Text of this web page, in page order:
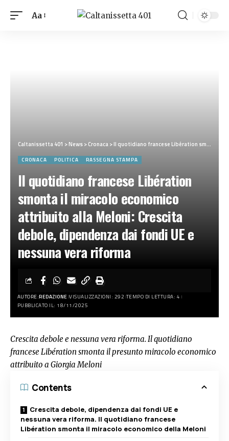
Aa
Caltanissetta 401 >News>Cronaca>Il quotidiano francese Libération smonta il miracolo economico attribuito alla Meloni: Crescita debole, dipendenza dai fondi UE e nessuna vera riforma
CRONACA POLITICA RASSEGNA STAMPA
Il quotidiano francese Libération
smonta il miracolo economico
attribuito alla Meloni: Crescita
debole, dipendenza dai fondi UE e
nessuna vera riforma
AUTORE:REDAZIONE VISUALIZZAZIONI: 292 TEMPO DI LETTURA: 4
PUBBLICATO IL: 18/11/2025
Crescita debole e nessuna vera riforma. Il quotidiano
francese Libération smonta il presunto miracolo economico
attribuito a Giorgia Meloni
Contents
Crescita debole, dipendenza dai fondi UE e
nessuna vera riforma. Il quotidiano francese
Libération smonta il miracolo economico della Meloni